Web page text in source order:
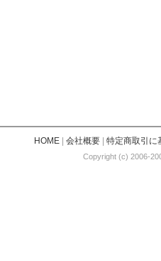
HOME| 会社概要| 特定商取引に
Copyright (c) 2006-